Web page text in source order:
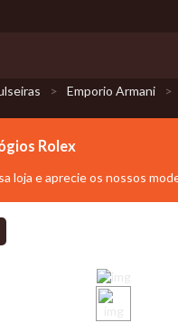
Emporio Armani
Rolex
loja e aprecie os nossos